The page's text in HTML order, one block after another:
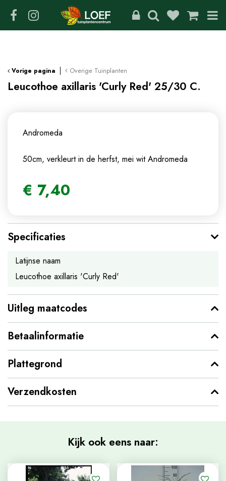
Vorige pagina Overige Tuinplanten
Leucothoe axillaris 'Curly Red' 25/30 C.
Andromeda
50cm, verkleurt in de herfst, mei witAndromeda
€ 7,40
Specificaties
Latijnse naam
Leucothoe axillaris 'Curly Red'
Uitleg maatcodes
Betaalinformatie
Plattegrond
Verzendkosten
Kijk ook eens naar: